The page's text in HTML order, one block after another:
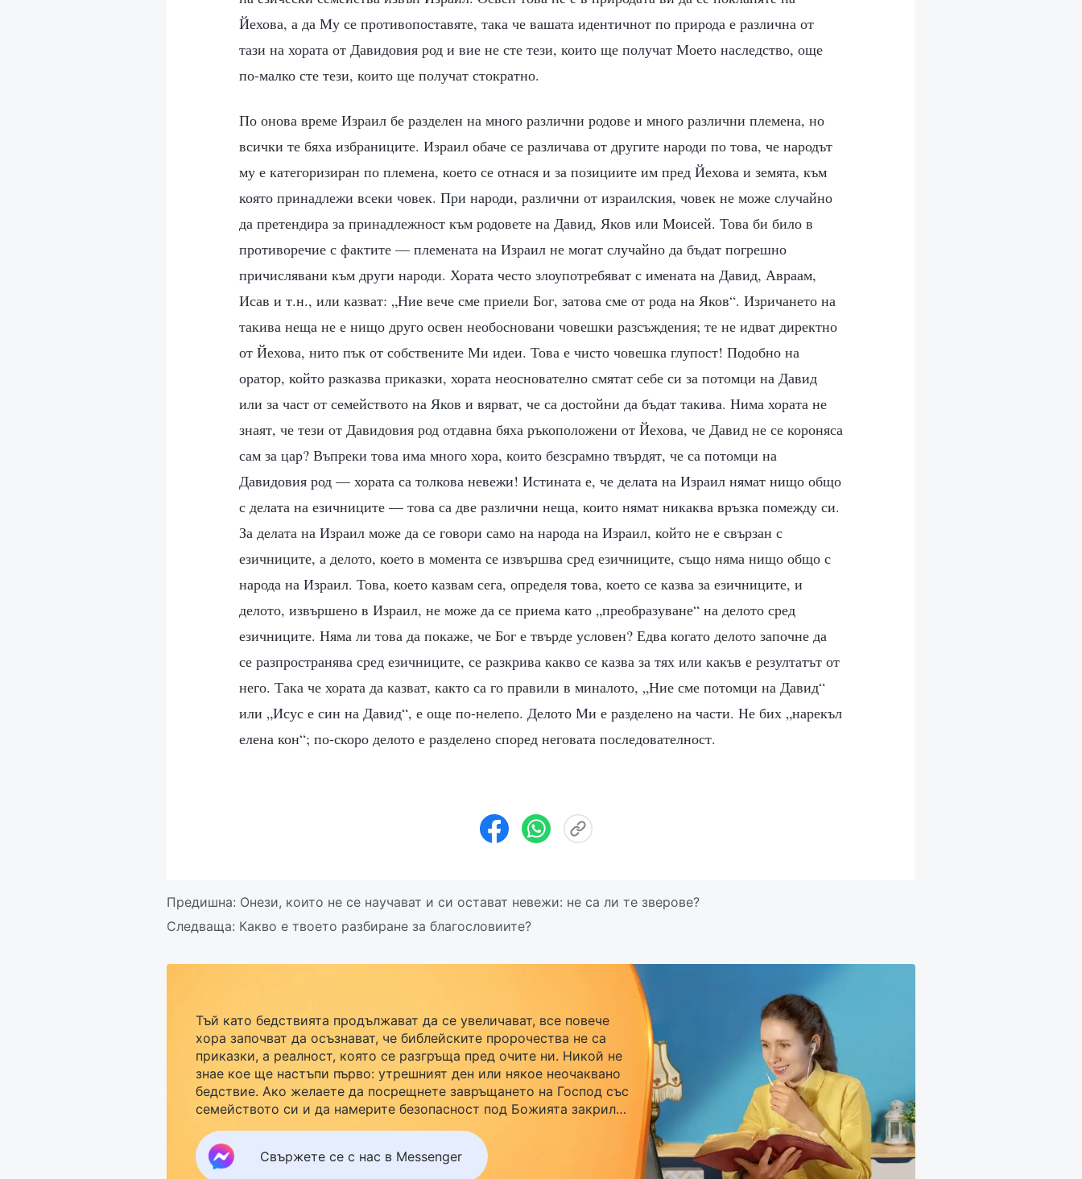
Йехова, а да Му се противопоставяте, така че вашата идентичнот по природа е различна от
тази на хората от Давидовия род и вие не сте тези, които ще получат Моето наследство, още
по-малко сте тези, които ще получат стократно.
По онова време Израил бе разделен на много различни родове и много различни племена, но
всички те бяха избраниците. Израил обаче се различава от другите народи по това, че народът
му е категоризиран по племена, което се отнася и за позициите им пред Йехова и земята, към
която принадлежи всеки човек. При народи, различни от израилския, човек не може случайно
да претендира за принадлежност към родовете на Давид, Яков или Моисей. Това би било в
противоречие с фактите — племената на Израил не могат случайно да бъдат погрешно
причислявани към други народи. Хората често злоупотребяват с имената на Давид, Авраам,
Исав и т.н., или казват: „Ние вече сме приели Бог, затова сме от рода на Яков“. Изричането на
такива неща не е нищо друго освен необосновани човешки разсъждения; те не идват директно
от Йехова, нито пък от собствените Ми идеи. Това е чисто човешка глупост! Подобно на
оратор, който разказва приказки, хората неоснователно смятат себе си за потомци на Давид
или за част от семейството на Яков и вярват, че са достойни да бъдат такива. Нима хората не
знаят, че тези от Давидовия род отдавна бяха ръкоположени от Йехова, че Давид не се короняса
сам за цар? Въпреки това има много хора, които безсрамно твърдят, че са потомци на
Давидовия род — хората са толкова невежи! Истината е, че делата на Израил нямат нищо общо
с делата на езичниците — това са две различни неща, които нямат никаква връзка помежду си.
За делата на Израил може да се говори само на народа на Израил, който не е свързан с
езичниците, а делото, което в момента се извършва сред езичниците, също няма нищо общо с
народа на Израил. Това, което казвам сега, определя това, което се казва за езичниците, и
делото, извършено в Израил, не може да се приема като „преобразуване“ на делото сред
езичниците. Няма ли това да покаже, че Бог е твърде условен? Едва когато делото започне да
се разпространява сред езичниците, се разкрива какво се казва за тях или какъв е резултатът от
него. Така че хората да казват, както са го правили в миналото, „Ние сме потомци на Давид“
или „Исус е син на Давид“, е още по-нелепо. Делото Ми е разделено на части. Не бих „нарекъл
елена кон“; по-скоро делото е разделено според неговата последователност.
Предишна: Онези, които не се научават и си остават невежи: не са ли те зверове?
Следваща: Какво е твоето разбиране за благословиите?
Тъй като бедствията продължават да се увеличават, все повече
хора започват да осъзнават, че библейските пророчества не са
приказки, а реалност, която се разгръща пред очите ни. Никой не
знае кое ще настъпи първо: утрешният ден или някое неочаквано
бедствие. Ако желаете да посрещнете завръщането на Господ със
семейството си и да намерите безопасност под Божията закрила,
кликнете върху Messenger, за да се присъедините към нашата
група за изучаване. Не чакайте до утре.
Свържете се с нас в Messenger